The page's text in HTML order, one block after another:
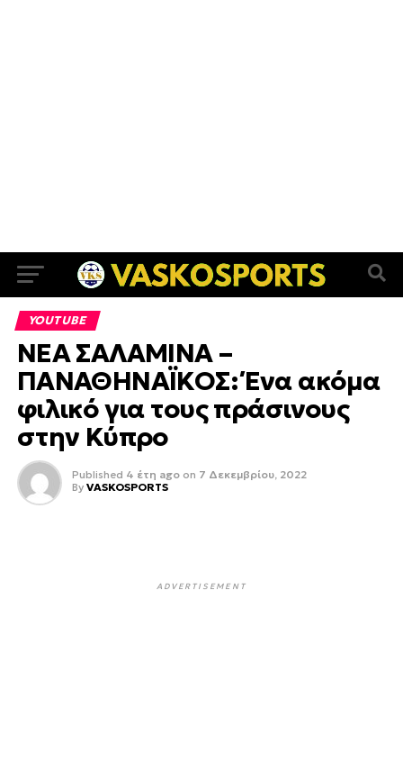
YOUTUBE
ΝΕΑ ΣΑΛΑΜΙΝΑ –
ΠΑΝΑΘΗΝΑΪΚΟΣ: Ένα ακόμα
φιλικό για τους πράσινους
στην Κύπρο
Published 4 έτη ago on 7 Δεκεμβρίου, 2022
By VASKOSPORTS
ADVERTISEMENT